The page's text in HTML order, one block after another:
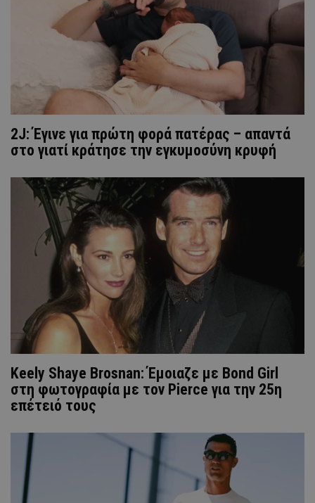
2J: Έγινε για πρώτη φορά πατέρας – απαντά
στο γιατί κράτησε την εγκυμοσύνη κρυφή
Keely Shaye Brosnan: Έμοιαζε με Bond Girl
στη φωτογραφία με τον Pierce για την 25η
επέτειό τους